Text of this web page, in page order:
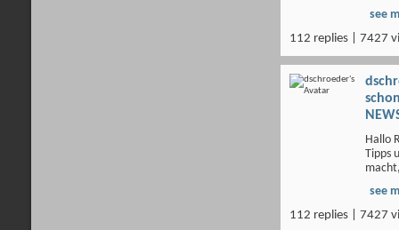
see
112 replies | 7427
Hallo
Tipps
see
112 replies | 7427